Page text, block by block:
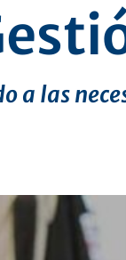
a las